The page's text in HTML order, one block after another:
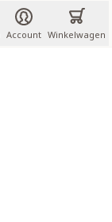
Account Winkelwagen